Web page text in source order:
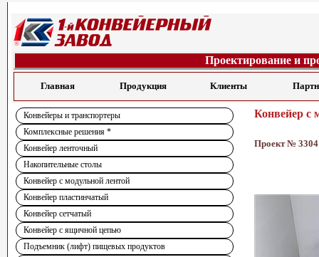
Проектирование и
Главная Продукция Клиенты
Конвейеры и транспортеры
Комплексные решения *
Конвейер ленточный
Накопительные столы
Конвейер с модульной лентой
Конвейер пластинчатый
Конвейер сетчатый
Конвейер с ящичной цепью
Подъемник (лифт) пищевых продуктов
Конвейер с
Проект № 3304